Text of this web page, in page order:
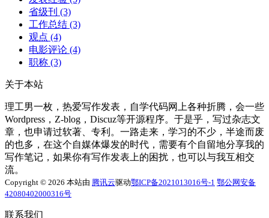
省级刊 (3)
工作总结 (3)
观点 (4)
电影评论 (4)
职称 (3)
关于本站
理工男一枚，热爱写作发表，自学代码网上各种折腾，会一些
Wordpress，Z-blog，Discuz等开源程序。于是乎，写过杂志文
章，也申请过软著、专利。一路走来，学习的不少，半途而废
的也多，在这个自媒体爆发的时代，需要有个自留地分享我的
写作笔记，如果你有写作发表上的困扰，也可以与我互相交
流。
Copyright © 2026 本站由 腾讯云驱动鄂ICP备2021013016号-1 鄂公网安备
42080402000316号
联系我们